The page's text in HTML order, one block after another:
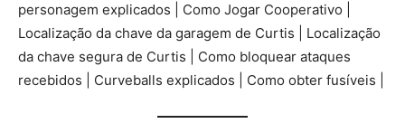
personagem explicados | Como Jogar Cooperativo |
Localização da chave da garagem de Curtis | Localização
da chave segura de Curtis | Como bloquear ataques
recebidos | Curveballs explicados | Como obter fusíveis |